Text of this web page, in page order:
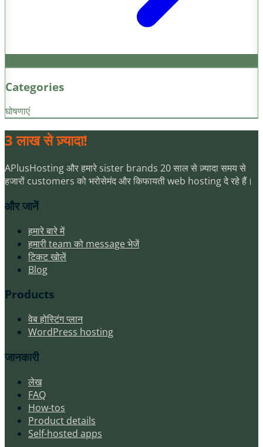
Categories
घोषणाएं
3 लाख से ज़्यादा!
APlusHosting और हमारे sister brands 20 साल से ज़्यादा समय से
हजारों customers को भरोसेमंद और किफायती web hosting दे रहे हैं।
और जानें
हमारे बारे में
हमारी team को message भेजें
टिकट खोलें
Blog
Products
वेब होस्टिंग प्लान
WordPress hosting
जानकारी
लेख
FAQ
How-tos
Product details
Self-hosted apps